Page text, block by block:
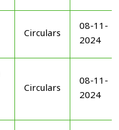
Circulars
08-11-
2024
Circulars
08-11-
2024